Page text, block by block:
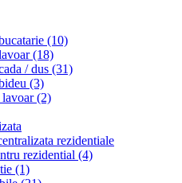
(10)
(18)
/ dus (31)
(3)
lavoar(2)
rezidentiale
rezidential (4)
(1)